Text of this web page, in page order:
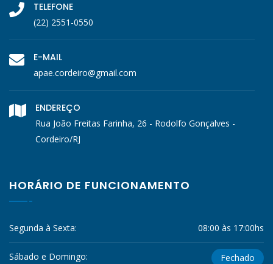
TELEFONE
(22) 2551-0550
E-MAIL
apae.cordeiro@gmail.com
ENDEREÇO
Rua João Freitas Farinha, 26 - Rodolfo Gonçalves -
Cordeiro/RJ
HORÁRIO DE FUNCIONAMENTO
Segunda à Sexta: 08:00 às 17:00hs
Sábado e Domingo: Fechado